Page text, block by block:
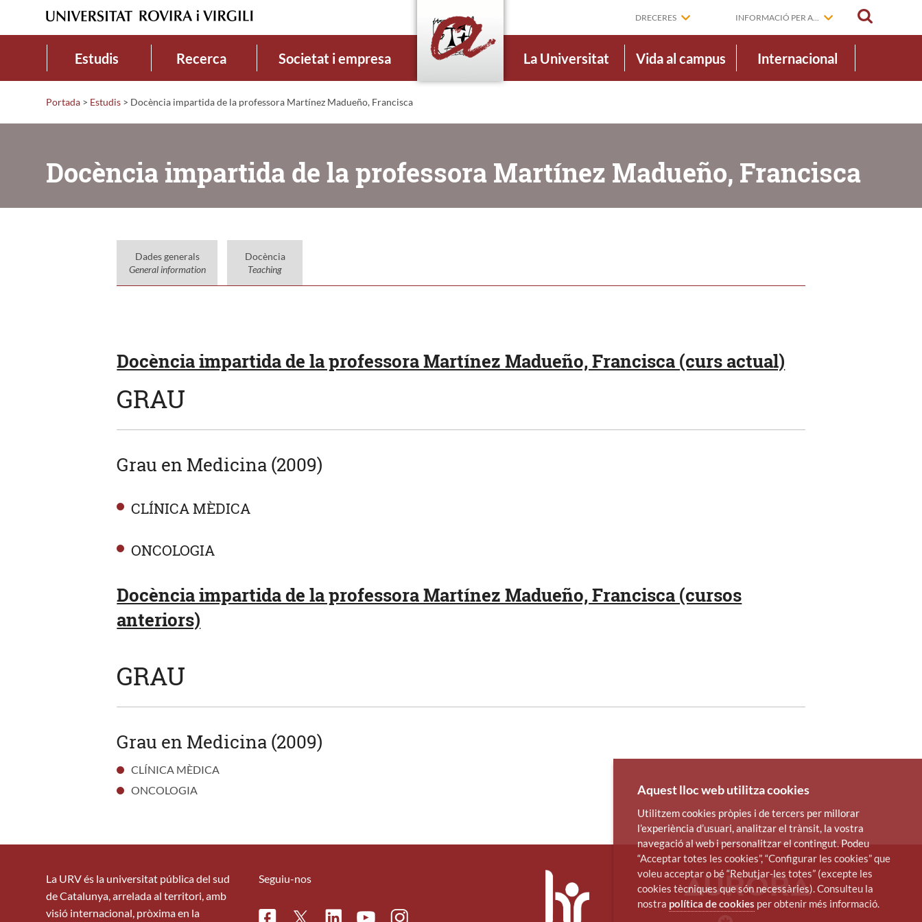
DRECERES INFORMACIÓ PER A...
Estudis Recerca Societat i empresa La Universitat Vida al campus Internacional
Portada > Estudis > Docència impartida de la professora Martínez Madueño, Francisca
Docència impartida de la professora Martínez Madueño, Francisca
Dades generals
General information
Docència
Teaching
Docència impartida de la professora Martínez Madueño, Francisca (curs actual)
GRAU
Grau en Medicina (2009)
CLÍNICA MÈDICA
ONCOLOGIA
Docència impartida de la professora Martínez Madueño, Francisca (cursos
anteriors)
GRAU
Grau en Medicina (2009)
CLÍNICA MÈDICA
ONCOLOGIA
La URV és la universitat pública del sud
de Catalunya, arrelada al territori, amb
visió internacional, pròxima en la
Seguiu-nos
Facebook Linkedin Instagram
Aquest lloc web utilitza cookies
Utilitzem cookies pròpies i de tercers per millorar
l’experiència d’usuari, analitzar el trànsit, la vostra
navegació al web i personalitzar el contingut. Podeu
“Acceptar totes les cookies”, “Configurar les cookies” que
voleu acceptar o bé “Rebutjar-les totes” (excepte les
cookies tècniques que són necessàries). Consulteu la
nostra política de cookies per obtenir més informació.